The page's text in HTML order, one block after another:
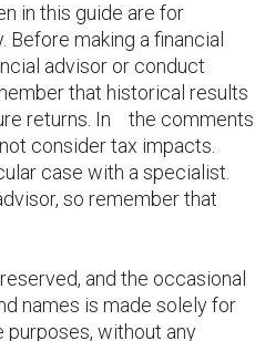
in this guide are for
making a financial
advisor or conduct
that historical results
returns. In the comments
consider tax impacts.
case with a specialist.
so remember that
and the occasional
names is made solely for
without any